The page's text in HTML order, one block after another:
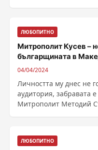
ЛЮБОПИТНО
Митрополит Кусев –
българщината в
04/04/2024
Личността му днес не
аудитория, забравата
Митрополит Методий
ЛЮБОПИТНО